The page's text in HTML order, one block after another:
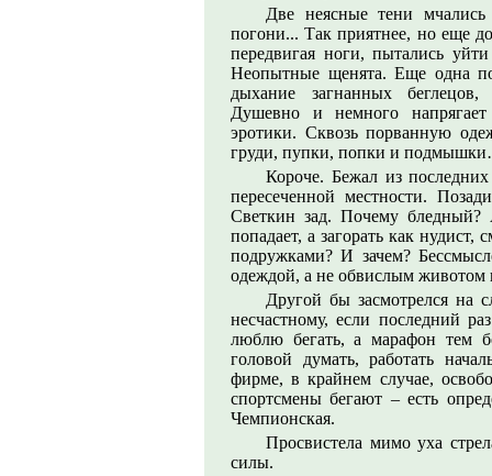
Две неясные тени
погони... Так приятнее, но еще
передвигая ноги, пытались
Неопытные щенята. Еще одна
дыхание загнанных
Душевно и немного напрягает
эротики. Сквозь порванную
груди, пупки, попки и
Короче. Бежал из
пересеченной местности.
Светкин зад. Почему бледный?
попадает, а загорать как
подружками? И зачем?
одеждой, а не обвислым животом
Другой бы засмотрелся на
несчастному, если последний
люблю бегать, а марафон тем
головой думать, работать
фирме, в крайнем случае,
спортсмены бегают – есть
Чемпионская.
Просвистела мимо уха
силы.